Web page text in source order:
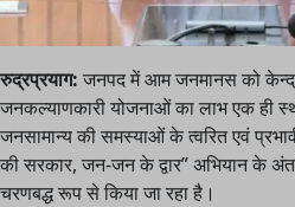
रुद्रप्रयाग: जनपद में आम जनमानस को
जनकल्याणकारी योजनाओं का लाभ एक ही
जनसामान्य की समस्याओं के त्वरित एवं
की सरकार, जन-जन के द्वार” अभियान के
चरणबद्ध रूप से किया जा रहा है।